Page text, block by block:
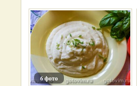
6 фото